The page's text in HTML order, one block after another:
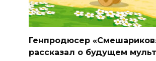
Генпродюсер
рассказал о будущем